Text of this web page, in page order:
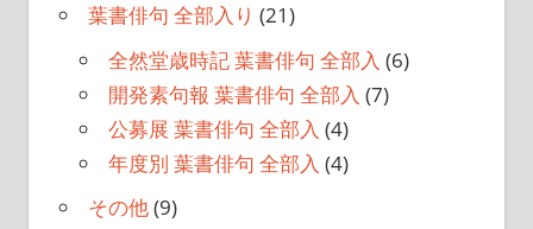
葉書俳句 全部入り (21)
全然堂歳時記 葉書俳句 全部入 (6)
開発素句報 葉書俳句 全部入 (7)
公募展 葉書俳句 全部入 (4)
年度別 葉書俳句 全部入 (4)
その他(9)